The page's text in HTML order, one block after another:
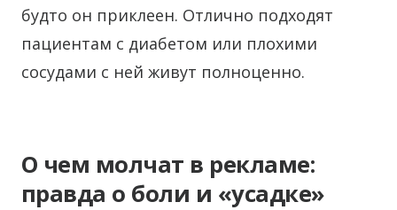
будто он приклеен. Отлично подходят
пациентам с диабетом или плохими
сосудами с ней живут полноценно.
О чем молчат в рекламе:
правда о боли и «усадке»